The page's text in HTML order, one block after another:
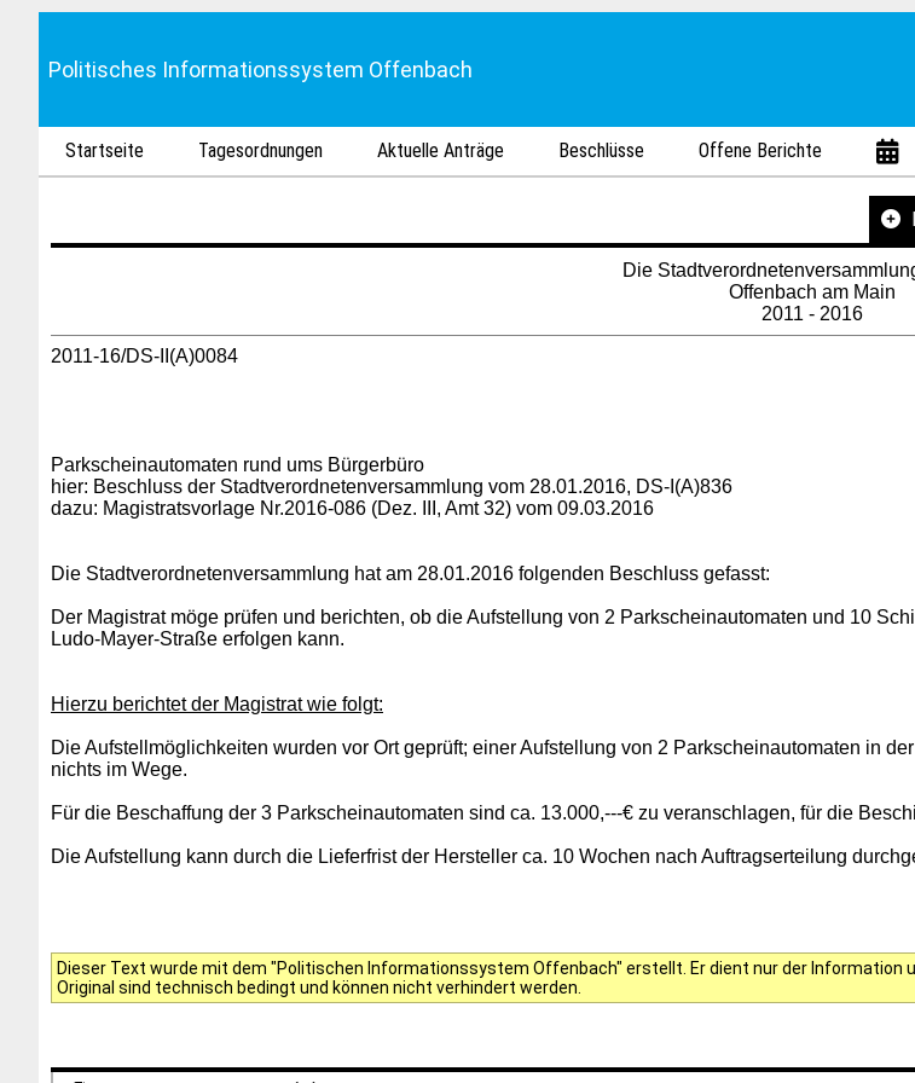
Politisches Informationssystem Offenbach
Startseite Tagesordnungen Aktuelle Anträge Beschlüsse Offene Berichte
Die
Offenbach am Main
2011 - 2016
2011-16/DS-II(A)0084
Parkscheinautomaten rund ums Bürgerbüro
hier: Beschluss der Stadtverordnetenversammlung vom 28.01.2016, DS-I(A)836
dazu: Magistratsvorlage Nr.2016-086 (Dez. III, Amt 32) vom 09.03.2016
Die Stadtverordnetenversammlung hat am 28.01.2016 folgenden Beschluss gefasst:
Der Magistrat möge prüfen und berichten, ob die Aufstellung von 2 Parkscheinautomaten und 10
Ludo-Mayer-Straße erfolgen kann.
Hierzu berichtet der Magistrat wie folgt:
Die Aufstellmöglichkeiten wurden vor Ort geprüft; einer Aufstellung von 2 Parkscheinautomaten in
nichts im Wege.
Für die Beschaffung der 3 Parkscheinautomaten sind ca. 13.000,---€ zu veranschlagen, für die
Die Aufstellung kann durch die Lieferfrist der Hersteller ca. 10 Wochen nach Auftragserteilung
Dieser Text wurde mit dem "Politischen Informationssystem Offenbach" erstellt. Er dient nur der
Original sind technisch bedingt und können nicht verhindert werden.